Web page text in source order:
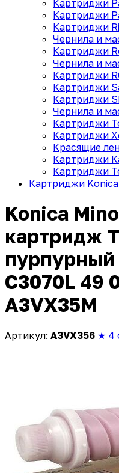
Картриджи
Картриджи
Картриджи
Чернила и
Картриджи
Чернила и
Картриджи
Картриджи
Картриджи
Чернила и
Картриджи
Картриджи
Красящие
Картриджи
Картриджи
Картриджи
Konica
картридж
C3070L 49
A3VX35M
Артикул: A3VX356 ★ 4